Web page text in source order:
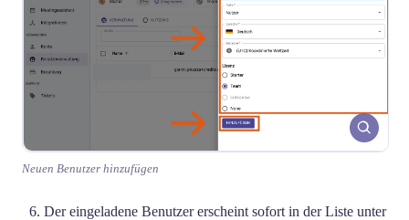
Neuen Benutzer hinzufügen
Der eingeladene Benutzer erscheint sofort in der Liste unter